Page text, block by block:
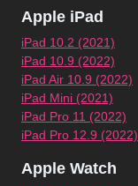
Apple iPad
iPad 10.2 (2021)
iPad 10.9 (2022)
iPad Air 10.9 (2022)
iPad Mini (2021)
iPad Pro 11 (2022)
iPad Pro 12.9 (2022)
Apple Watch